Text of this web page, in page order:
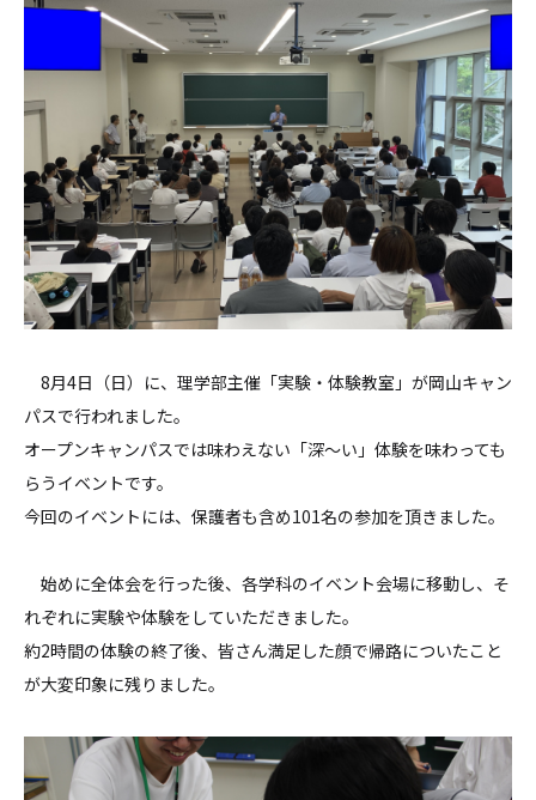
8月4日（日）に、理学部主催「実験・体験教室」が岡山キャン
パスで行われました。
オープンキャンパスでは味わえない「深～い」体験を味わっても
らうイベントです。
今回のイベントには、保護者も含め101名の参加を頂きました。
始めに全体会を行った後、各学科のイベント会場に移動し、そ
れぞれに実験や体験をしていただきました。
約2時間の体験の終了後、皆さん満足した顔で帰路についたこと
が大変印象に残りました。